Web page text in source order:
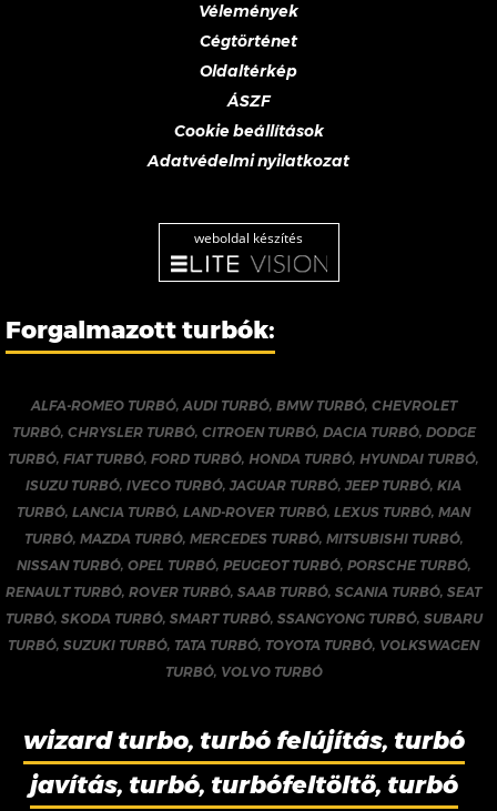
Vélemények
Cégtörténet
Oldaltérkép
ÁSZF
Cookie beállítások
Adatvédelmi nyilatkozat
weboldal készítés
Forgalmazott turbók:
ALFA-ROMEO TURBÓ,AUDI TURBÓ, BMW TURBÓ, CHEVROLET
TURBÓ, CHRYSLER TURBÓ, CITROEN TURBÓ, DACIA TURBÓ, DODGE
TURBÓ,FIAT TURBÓ,FORD TURBÓ, HONDA TURBÓ, HYUNDAI TURBÓ,
ISUZU TURBÓ,IVECO TURBÓ,JAGUAR TURBÓ,JEEP TURBÓ,KIA
TURBÓ,LANCIA TURBÓ,LAND-ROVER TURBÓ,LEXUS TURBÓ,MAN
TURBÓ, MAZDA TURBÓ, MERCEDES TURBÓ, MITSUBISHI TURBÓ,
NISSAN TURBÓ, OPEL TURBÓ, PEUGEOT TURBÓ, PORSCHE TURBÓ,
RENAULT TURBÓ,ROVER TURBÓ,SAAB TURBÓ,SCANIA TURBÓ,SEAT
TURBÓ, SKODA TURBÓ, SMART TURBÓ, SSANGYONG TURBÓ, SUBARU
TURBÓ,SUZUKI TURBÓ, TATA TURBÓ, TOYOTA TURBÓ, VOLKSWAGEN
TURBÓ, VOLVO TURBÓ
wizard turbo, turbó felújítás, turbó
javítás, turbó, turbófeltöltő, turbó